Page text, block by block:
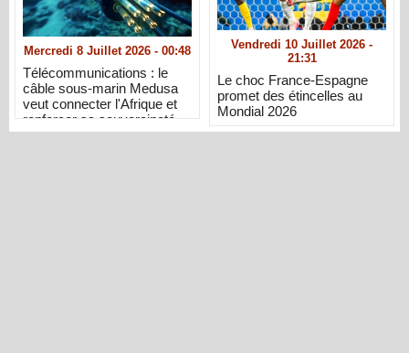
Mercredi 8 Juillet 2026 - 00:48
Télécommunications : le
câble sous-marin Medusa
veut connecter l'Afrique et
renforcer sa souveraineté
numérique
Vendredi 10 Juillet 2026 -
21:31
Le choc France-Espagne
promet des étincelles au
Mondial 2026